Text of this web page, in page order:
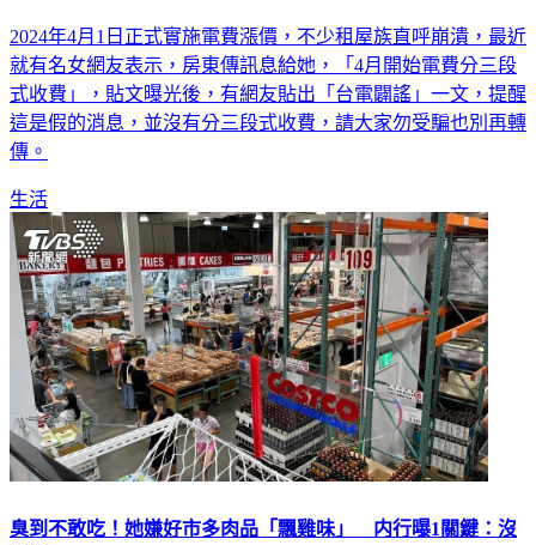
2024年4月1日正式實施電費漲價，不少租屋族直呼崩潰，最近
就有名女網友表示，房東傳訊息給她，「4月開始電費分三段
式收費」，貼文曝光後，有網友貼出「台電闢謠」一文，提醒
這是假的消息，並沒有分三段式收費，請大家勿受騙也別再轉
傳。
生活
臭到不敢吃！她嫌好市多肉品「飄雞味」 内行曝1關鍵：沒